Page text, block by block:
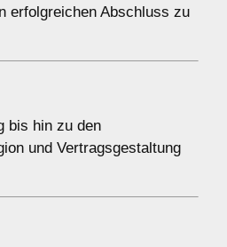
erfolgreichen Abschluss zu
bis hin zu den
und Vertragsgestaltung